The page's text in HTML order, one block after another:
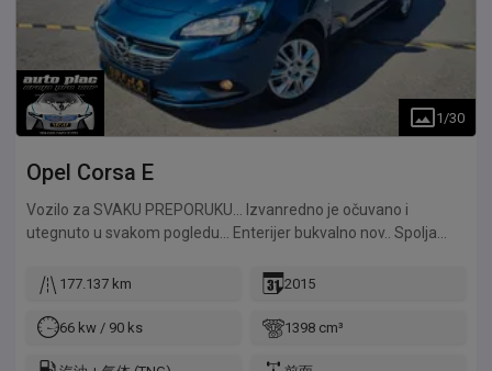
1 /30
Opel Corsa E
Vozilo za SVAKU PREPORUKU... Izvanredno je očuvano i
utegnuto u svakom pogledu... Enterijer bukvalno nov.. Spolja
funkciji... UVEZEN IZ HOLANDIJE.. Kupljen je od PRVOG
Kupljen NOV i prvi put registrovan 29.05.2015.god što je i datum
177.137 km 2015
66 kw / 90 ks 1398 cm³